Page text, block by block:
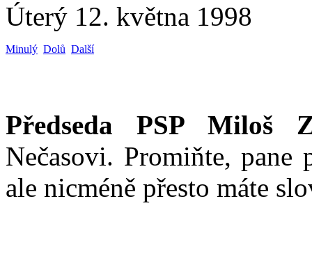
Úterý 12. května 1998
Minulý Dolů Další
Předseda PSP Miloš
Nečasovi. Promiňte, pane
ale nicméně přesto máte